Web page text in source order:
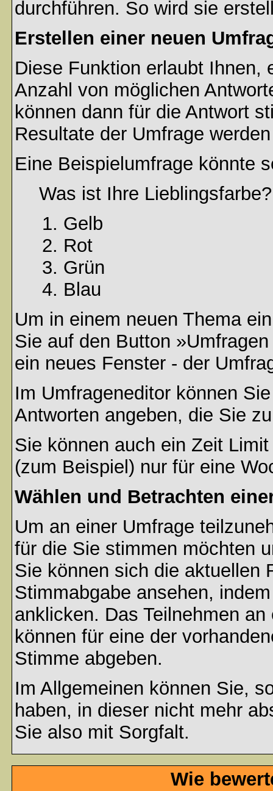
durchführen. So wird sie
Erstellen einer neuen
Diese Funktion erlaubt Ihnen,
Anzahl von möglichen
können dann für die Antwort
Resultate der Umfrage
Eine Beispielumfrage könnte
Was ist Ihre Lieblingsfarbe?
Gelb
Rot
Grün
Blau
Um in einem neuen Thema
Sie auf den Button
ein neues Fenster - der
Im Umfrageneditor können
Antworten angeben, die Sie
Sie können auch ein Zeit
(zum Beispiel) nur für eine
Wählen und Betrachten
Um an einer Umfrage
für die Sie stimmen möchten
Sie können sich die aktuellen
Stimmabgabe ansehen,
anklicken. Das Teilnehmen
können für eine der
Stimme abgeben.
Im Allgemeinen können Sie,
haben, in dieser nicht mehr
Sie also mit Sorgfalt.
Wie